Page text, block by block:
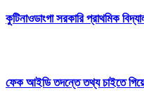
কুটিনাওডাংগা সরকারি প্রাথমিক
ফেক আইডি তদন্তে তথ্য চাইতে